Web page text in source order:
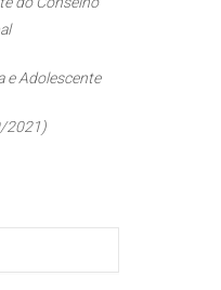
e Adolescente
2021)